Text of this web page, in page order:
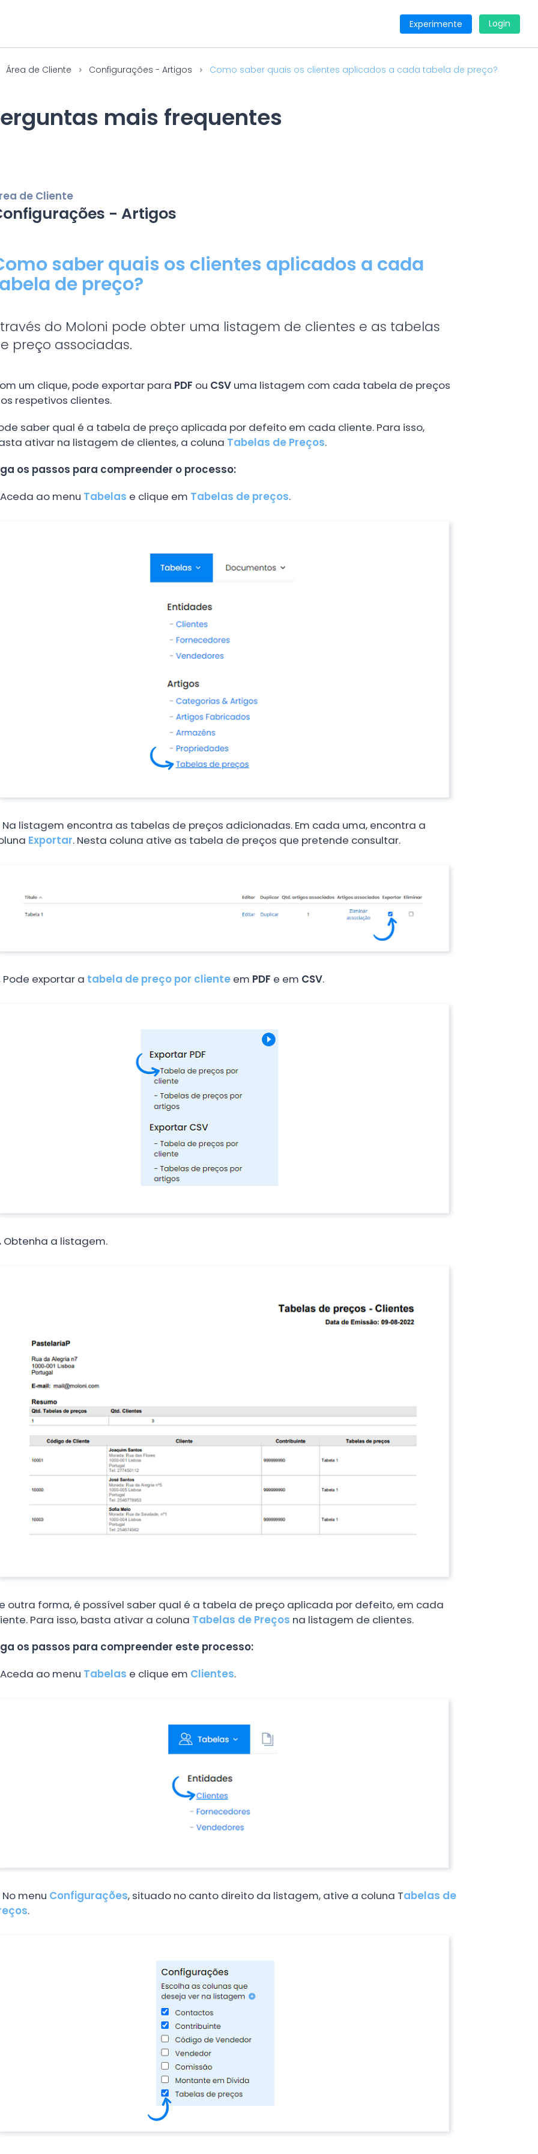
Experimente Login
Área de Cliente Configurações - Artigos Como saber quais os clientes aplicados a cada tabela de preço?
mais frequentes
de Cliente
- Artigos
saber quais os clientes aplicados a cada
de preço?
do Moloni pode obter uma listagem de clientes e as tabelas
preço associadas.
um clique, pode exportar para PDF ou CSV uma listagem com cada tabela de preços
respetivos clientes.
saber qual é a tabela de preço aplicada por defeito em cada cliente. Para isso,
ativar na listagem de clientes, a coluna Tabelas de Preços.
os passos para compreender o processo:
ao menu Tabelas e clique em Tabelas de preços.
Na listagem encontra as tabelas de preços adicionadas. Em cada uma, encontra a
Exportar. Nesta coluna ative as tabela de preços que pretende consultar.
Pode exportar a tabela de preço por cliente em PDF e em CSV.
Obtenha a listagem.
outra forma, é possível saber qual é a tabela de preço aplicada por defeito, em cada
Para isso, basta ativar a coluna Tabelas de Preços na listagem de clientes.
os passos para compreender este processo:
ao menu Tabelas e clique em Clientes.
No menu Configurações, situado no canto direito da listagem, ative a coluna Tabelas de
.